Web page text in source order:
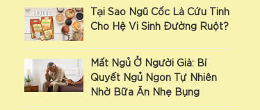
Tại Sao Ngũ Cốc Là Cứu Tinh
Cho Hệ Vi Sinh Đường Ruột?
Mất Ngủ Ở Người Già: Bí
Quyết Ngủ Ngon Tự Nhiên
Nhờ Bữa Ăn Nhẹ Bụng